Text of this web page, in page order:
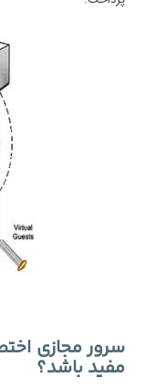
سرور مجازی
مفید باشد؟